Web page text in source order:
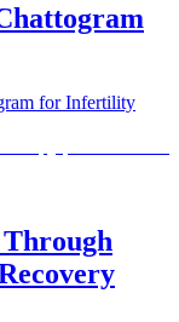
for Infertility